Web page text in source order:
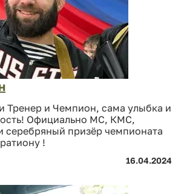
Тренер и Чемпион, сама улыбка и
Официально МС, КМС,
серебряный призёр чемпионата
!
16.04.2024